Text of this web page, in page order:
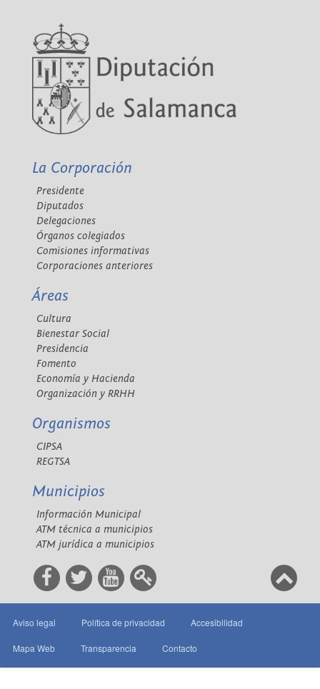
La Corporación
Presidente
Diputados
Delegaciones
Órganos colegiados
Comisiones informativas
Corporaciones anteriores
Áreas
Cultura
Bienestar Social
Presidencia
Fomento
Economía y Hacienda
Organización y RRHH
Organismos
CIPSA
REGTSA
Municipios
Información Municipal
ATM técnica a municipios
ATM jurídica a municipios
Aviso legal Política de privacidad Accesibilidad
Mapa Web Transparencia Contacto